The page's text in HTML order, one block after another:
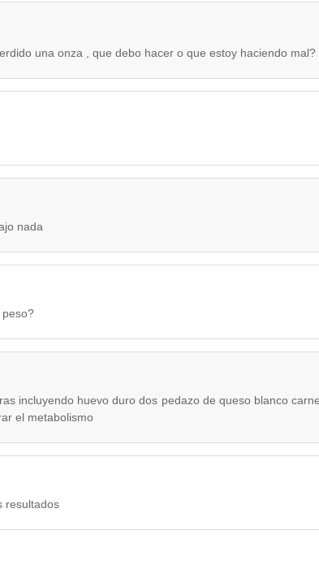
una onza , que debo hacer o que estoy haciendo mal?
nada
incluyendo huevo duro dos pedazo de queso blanco
el metabolismo
resultados